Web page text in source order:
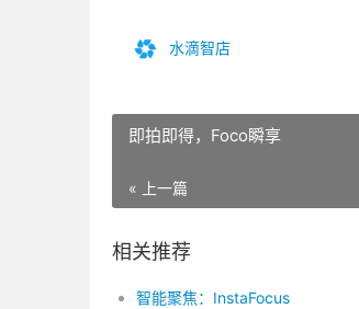
水滴智店
即拍即得，Foco瞬享
« 上一篇
相关推荐
智能聚焦：InstaFocus